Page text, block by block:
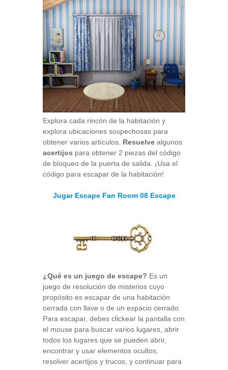
Explora cada rincón de la habitación y
explora ubicaciones sospechosas para
obtener varios artículos. Resuelve algunos
acertijos para obtener 2 piezas del código
de bloqueo de la puerta de salida. ¡Usa el
código para escapar de la habitación!
Jugar Escape Fan Room 08 Escape
¿Qué es un juego de escape? Es un
juego de resolución de misterios cuyo
propósito es escapar de una habitación
cerrada con llave o de un espacio cerrado.
Para escapar, debes clickear la pantalla con
el mouse para buscar varios lugares, abrir
todos los lugares que se pueden abrir,
encontrar y usar elementos ocultos,
resolver acertijos y trucos, y continuar para